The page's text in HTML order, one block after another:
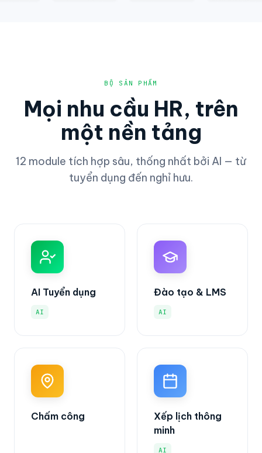
BỘ SẢN PHẨM
Mọi nhu cầu HR, trên
một nền tảng
12 module tích hợp sâu, thống nhất bởi AI — từ
tuyển dụng đến nghỉ hưu.
AI Tuyển dụng
AI
Đào tạo & LMS
AI
Chấm công
Xếp lịch thông
minh
AI